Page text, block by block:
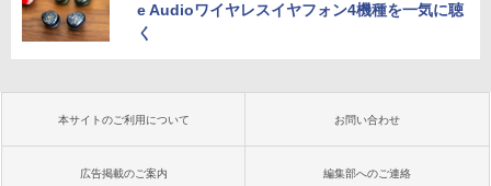
e Audioワイヤレスイヤフォン4機種を一気に聴
く
本サイトのご利用について お問い合わせ
広告掲載のご案内 編集部へのご連絡